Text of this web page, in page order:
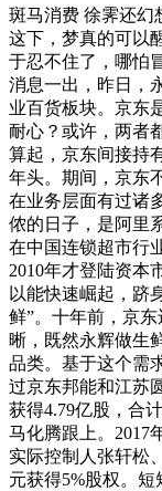
斑马消费 徐霁还幻
这下，梦真的可以
于忍不住了，哪怕
消息一出，昨日，
业百货板块。京东
耐心？或许，两者
算起，京东间接持
年头。期间，京东
在业务层面有过诸
侬的日子，是阿里
在中国连锁超市行
2010年才登陆资本
以能快速崛起，跻
鲜”。十年前，京
晰，既然永辉做生
品类。基于这个需
过京东邦能和江苏
获得4.79亿股，合
马化腾跟上。2017
实际控制人张轩松
元获得5%股权。